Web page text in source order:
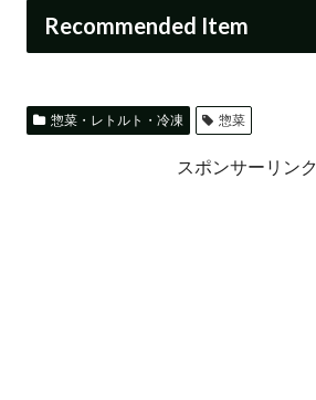
Recommended Item
惣菜・レトルト・冷凍 惣菜
スポンサーリンク